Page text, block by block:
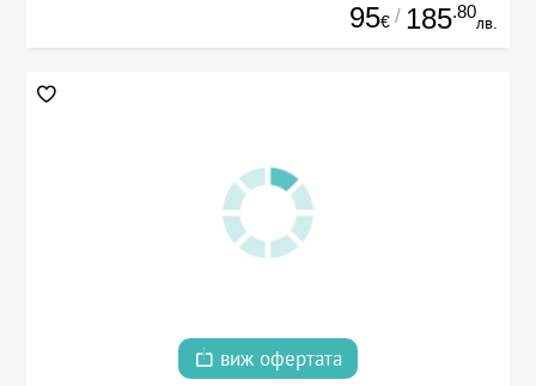
95€ / 185.80
лв.
виж офертата